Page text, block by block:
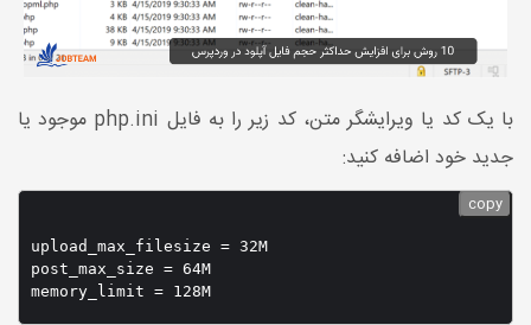
با یک کد یا ویرایشگر متن، کد زیر را به فایل php.ini موجود یا
جدید خود اضافه کنید:
upload_max_filesize = 32M
post_max_size = 64M
copy